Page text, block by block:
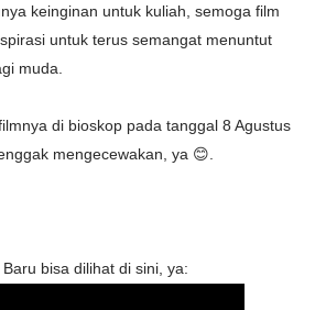
keinginan untuk kuliah, semoga film
untuk terus semangat menuntut
muda.
di bioskop pada tanggal 8 Agustus
mengecewakan, ya 😊.
bisa dilihat di sini, ya: